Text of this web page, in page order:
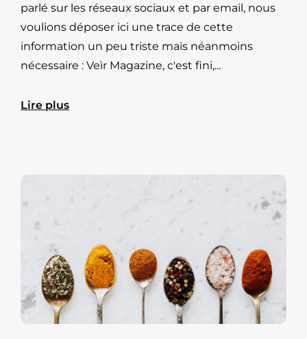
parlé sur les réseaux sociaux et par email, nous
voulions déposer ici une trace de cette
information un peu triste mais néanmoins
nécessaire : Veìr Magazine, c'est fini,...
Lire plus